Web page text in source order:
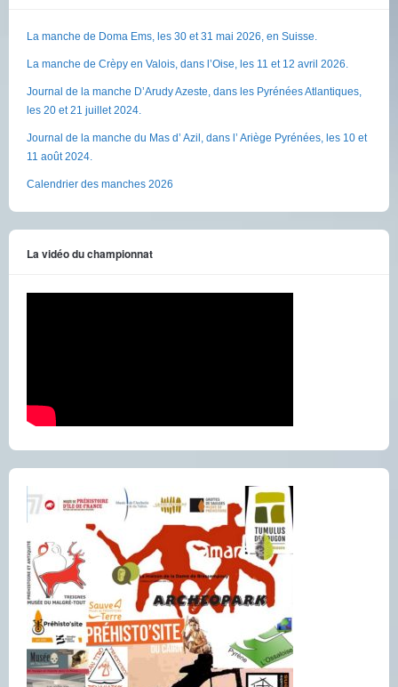
La manche de Doma Ems, les 30 et 31 mai 2026, en Suisse.
La manche de Crèpy en Valois, dans l’Oise, les 11 et 12 avril 2026.
Journal de la manche D’Arudy Azeste, dans les Pyrénées Atlantiques,
les 20 et 21 juillet 2024.
Journal de la manche du Mas d’ Azil, dans l’ Ariège Pyrénées, les 10 et
11 août 2024.
Calendrier des manches 2026
La vidéo du championnat